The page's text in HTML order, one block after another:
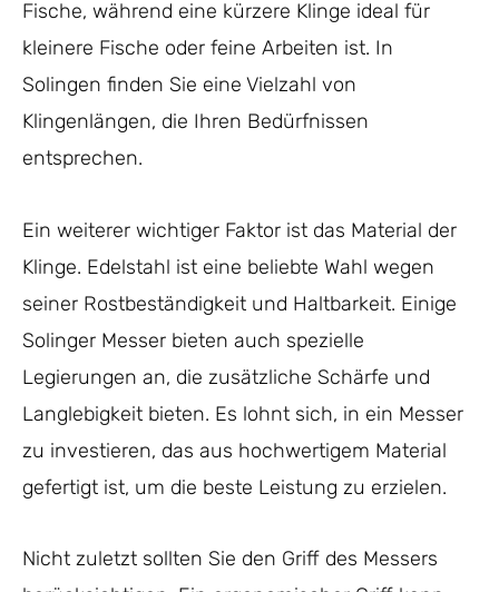
Fische, während eine kürzere Klinge ideal für
kleinere Fische oder feine Arbeiten ist. In
Solingen finden Sie eine Vielzahl von
Klingenlängen, die Ihren Bedürfnissen
entsprechen.
Ein weiterer wichtiger Faktor ist das Material der
Klinge. Edelstahl ist eine beliebte Wahl wegen
seiner Rostbeständigkeit und Haltbarkeit. Einige
Solinger Messer bieten auch spezielle
Legierungen an, die zusätzliche Schärfe und
Langlebigkeit bieten. Es lohnt sich, in ein Messer
zu investieren, das aus hochwertigem Material
gefertigt ist, um die beste Leistung zu erzielen.
Nicht zuletzt sollten Sie den Griff des Messers